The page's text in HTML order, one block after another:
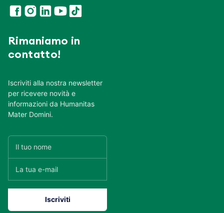
Rimaniamo in
contatto!
Iscriviti alla nostra newsletter
per ricevere novità e
informazioni da Humanitas
Mater Domini.